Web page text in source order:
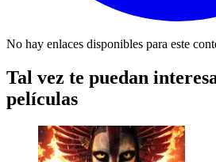
No hay enlaces disponibles para este
Tal vez te puedan
películas